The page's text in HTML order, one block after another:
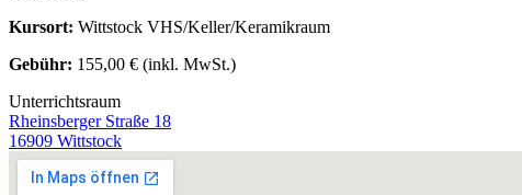
Kursort: Wittstock VHS/Keller/Keramikraum
Gebühr: 155,00 € (inkl. MwSt.)
Unterrichtsraum
Rheinsberger Straße 18
16909 Wittstock